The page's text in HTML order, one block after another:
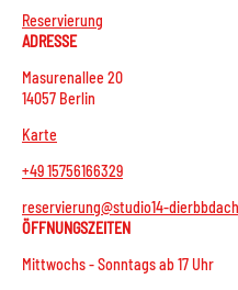
Reservierung
ADRESSE
Masurenallee 20
14057 Berlin
Karte
+49 15756166329
reservierung@studio14-
ÖFFNUNGSZEITEN
Mittwochs - Sonntags ab 17 Uhr